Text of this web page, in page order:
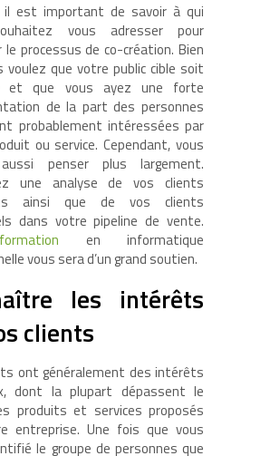
il est important de savoir à qui
vous adresser pour
le processus de co-création. Bien
voulez que votre public cible soit
et que vous ayez une forte
de la part des personnes
probablement intéressées par
ou service. Cependant, vous
penser plus largement.
une analyse de vos clients
ainsi que de vos clients
dans votre pipeline de vente.
formation en informatique
vous sera d’un grand soutien.
les intérêts
clients
ont généralement des intérêts
dont la plupart dépassent le
produits et services proposés
entreprise. Une fois que vous
le groupe de personnes que